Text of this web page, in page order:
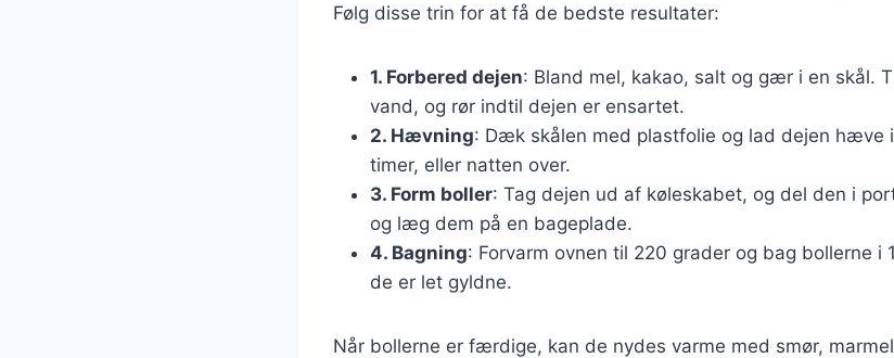
Følg disse trin for at få de bedste resultater:
1. Forbered dejen: Bland mel, kakao, salt og gær i en skål.
vand, og rør indtil dejen er ensartet.
2. Hævning: Dæk skålen med plastfolie og lad dejen hæve
timer, eller natten over.
3. Form boller: Tag dejen ud af køleskabet, og del den i
og læg dem på en bageplade.
4. Bagning: Forvarm ovnen til 220 grader og bag bollerne i
de er let gyldne.
Når bollerne er færdige, kan de nydes varme med smør,